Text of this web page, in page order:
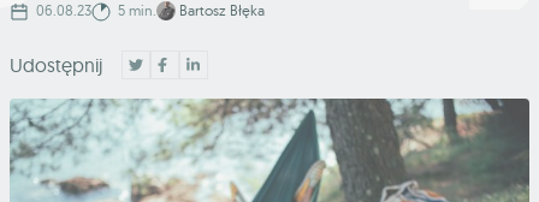
06.08.23 5 min. Bartosz Błęka
Udostępnij